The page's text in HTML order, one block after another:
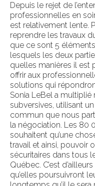
Depuis le rejet de
professionnelles en
est relativement lente.
reprendre les travaux
que ce sont 5
lesquels les deux
quelles manières il est
offrir aux
solutions qui
Sonia LeBel a
subversives, utilisant
commun que nous
la négociation. Les 80
souhaitent qu’une
travail et ainsi, pouvoir
sécuritaires dans tous
Québec. C’est
qu’elles poursuivront